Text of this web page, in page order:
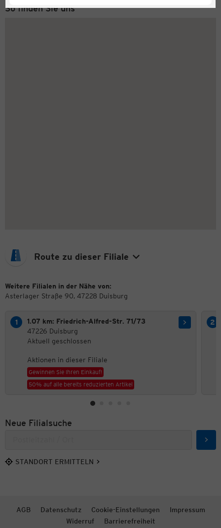
So finden Sie uns
Route zu dieser Filiale
Weitere Filialen in der Nähe von:
Asterlager Straße 90, 47228 Duisburg
1.07 km: Friedrich-Alfred-Str. 71/73
47226 Duisburg
Aktuell geschlossen
Aktionen in dieser Filiale
Gewinnen Sie Ihren Einkauf!
50% auf alle bereits reduzierten Artikel
Neue Filialsuche
STANDORT ERMITTELN
AGB Datenschutz Cookie-Einstellungen
Impressum
Widerruf
Barrierefreiheit